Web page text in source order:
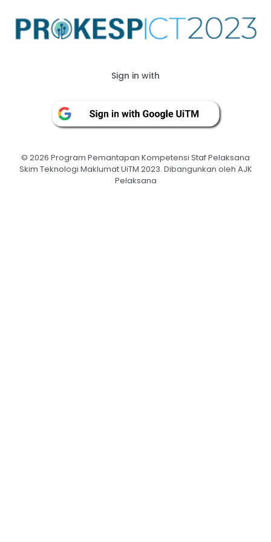
Sign in with
© 2026 Program Pemantapan Kompetensi Staf Pelaksana
Skim Teknologi Maklumat UiTM 2023. Dibangunkan oleh AJK
Pelaksana